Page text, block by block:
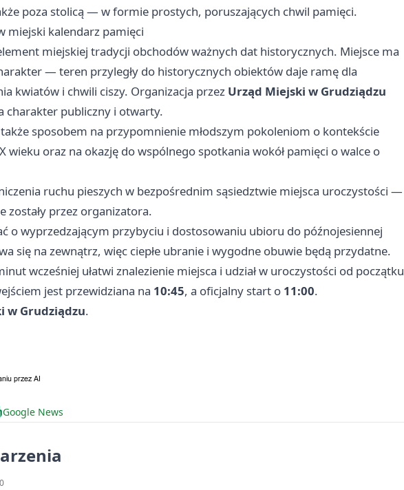
poza stolicą — w formie prostych, poruszających chwil pamięci.
miejski kalendarz pamięci
miejskiej tradycji obchodów ważnych dat historycznych. Miejsce ma
— teren przyległy do historycznych obiektów daje ramę dla
kwiatów i chwili ciszy. Organizacja przez Urząd Miejski w Grudziądzu
charakter publiczny i otwarty.
sposobem na przypomnienie młodszym pokoleniom o kontekście
wieku oraz na okazję do wspólnego spotkania wokół pamięci o walce o
ruchu pieszych w bezpośrednim sąsiedztwie miejsca uroczystości —
zostały przez organizatora.
o wyprzedzającym przybyciu i dostosowaniu ubioru do późnojesiennej
się na zewnątrz, więc ciepłe ubranie i wygodne obuwie będą przydatne.
wcześniej ułatwi znalezienie miejsca i udział w uroczystości od początku
jest przewidziana na 10:45, a oficjalny start o 11:00.
w Grudziądzu.
Google News